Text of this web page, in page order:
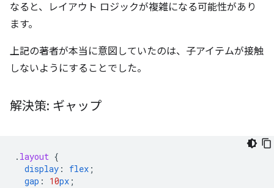
なると、レイアウト ロジックが複雑になる可能性があり
ます。
上記の著者が本当に意図していたのは、子アイテムが接触
しないようにすることでした。
解決策: ギャップ
. layout {
display : flex ;
gap : 10px ;